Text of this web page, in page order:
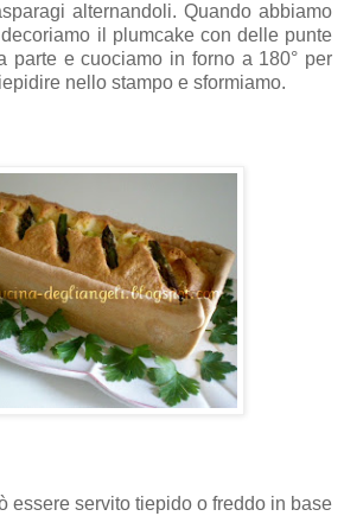
alternandoli. Quando abbiamo
il plumcake con delle punte
parte e cuociamo in forno a 180° per
nello stampo e sformiamo.
essere servito tiepido o freddo in base